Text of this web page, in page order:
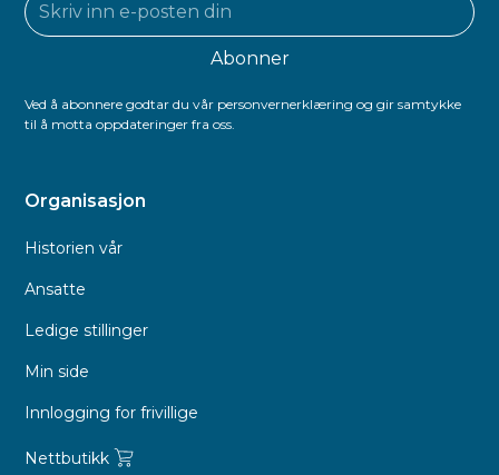
Ved å abonnere godtar du vår personvernerklæring og gir samtykke
til å motta oppdateringer fra oss.
Organisasjon
Historien vår
Ansatte
Ledige stillinger
Min side
Innlogging for frivillige
Nettbutikk